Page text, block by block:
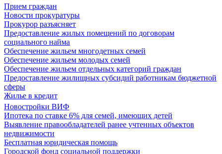
Прием граждан
Новости прокуратуры
Прокурор разъясняет
Предоставление жилых помещений по договорам
социального найма
Обеспечение жильем многодетных семей
Обеспечение жильем молодых семей
Обеспечение жильем отдельных категорий граждан
Предоставление жилищных субсидий работникам бюджетной
сферы
Жилье в кредит
Новостройки ВИФ
Ипотека по ставке 6% для семей, имеющих детей
Выявление правообладателей ранее учтенных объектов
недвижимости
Бесплатная юридическая помощь
Городской фонд социальной поддержки